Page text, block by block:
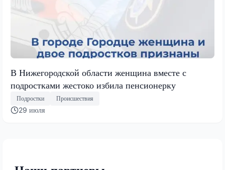
В Нижегородской области женщина вместе с
подростками жестоко избила пенсионерку
Подростки Происшествия
29 июля